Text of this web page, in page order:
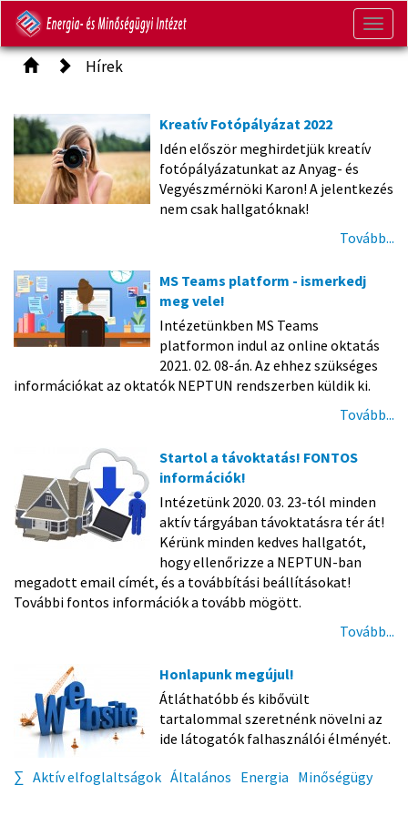
Hírek
Kreatív Fotópályázat 2022
Idén először meghirdetjük kreatív
fotópályázatunkat az Anyag- és
Vegyészmérnöki Karon! A jelentkezés
nem csak hallgatóknak!
Tovább...
MS Teams platform - ismerkedj
meg vele!
Intézetünkben MS Teams
platformon indul az online oktatás
2021. 02. 08-án. Az ehhez szükséges
információkat az oktatók NEPTUN rendszerben küldik ki.
Tovább...
Startol a távoktatás! FONTOS
információk!
Intézetünk 2020. 03. 23-tól minden
aktív tárgyában távoktatásra tér át!
Kérünk minden kedves hallgatót,
hogy ellenőrizze a NEPTUN-ban
megadott email címét, és a továbbítási beállításokat!
További fontos információk a tovább mögött.
Tovább...
Honlapunk megújul!
Átláthatóbb és kibővült
tartalommal szeretnénk növelni az
ide látogatók falhasználói élményét.
∑ Aktív elfoglaltságok Általános Energia Minőségügy